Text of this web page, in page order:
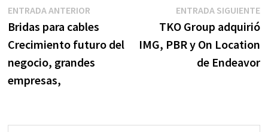
Navegación
de
entradas
ENTRADA ANTERIOREntrada
anterior:
Bridas para cables
Crecimiento futuro del
negocio, grandes
empresas,
ENTRADA SIGUIENTE
TKO Group adquirió
IMG, PBR y On Location
de Endeavor